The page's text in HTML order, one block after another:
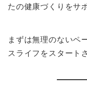
たの健康づくりをサ
まずは無理のないペ
スライフをスタート